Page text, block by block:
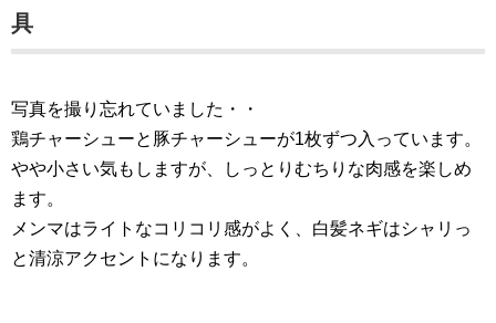
具
写真を撮り忘れていました・・
鶏チャーシューと豚チャーシューが1枚ずつ入っています。
やや小さい気もしますが、しっとりむちりな肉感を楽しめ
ます。
メンマはライトなコリコリ感がよく、白髪ネギはシャリっ
と清涼アクセントになります。